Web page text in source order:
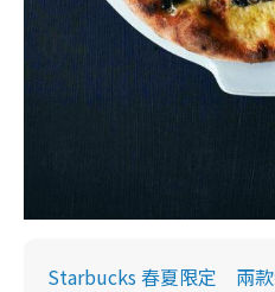
Starbucks 春夏限定 兩款